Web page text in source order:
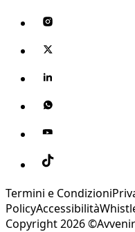
Termini e Condizioni
PolicyAccessibilità
Copyright 2026